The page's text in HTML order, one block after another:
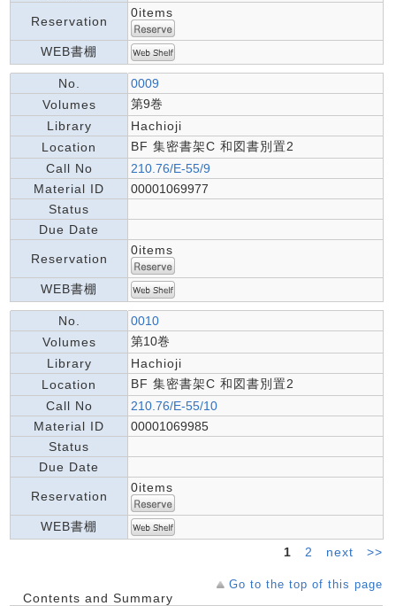
Reservation
0items
WEB書棚
No.
0009
Volumes
第9巻
Library
Hachioji
Location
BF 集密書架C 和図書別置2
Call No
210.76/E-55/9
Material ID
00001069977
Status
Due Date
Reservation
0items
WEB書棚
No.
0010
Volumes
第10巻
Library
Hachioji
Location
BF 集密書架C 和図書別置2
Call No
210.76/E-55/10
Material ID
00001069985
Status
Due Date
Reservation
0items
WEB書棚
1
2 next >>
Go to the top of this page
Contents and Summary